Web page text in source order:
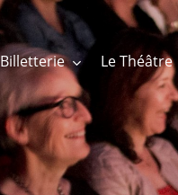
Billetterie Le Théâtre